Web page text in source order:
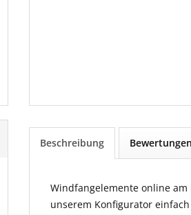
Beschreibung Bewertungen
Windfangelemente online
unserem Konfigurator